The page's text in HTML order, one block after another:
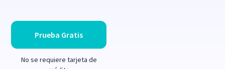
Prueba Gratis
No se requiere tarjeta de